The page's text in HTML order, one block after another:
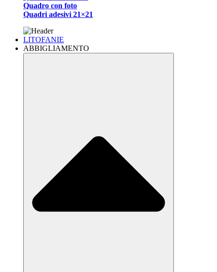
Quadro con foto
Quadri adesivi 21×21
LITOFANIE
ABBIGLIAMENTO